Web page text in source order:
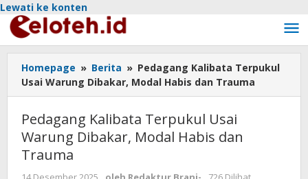
Lewati ke konten
Homepage » Berita » Pedagang Kalibata Terpukul
Usai Warung Dibakar, Modal Habis dan Trauma
Pedagang Kalibata Terpukul Usai
Warung Dibakar, Modal Habis dan
Trauma